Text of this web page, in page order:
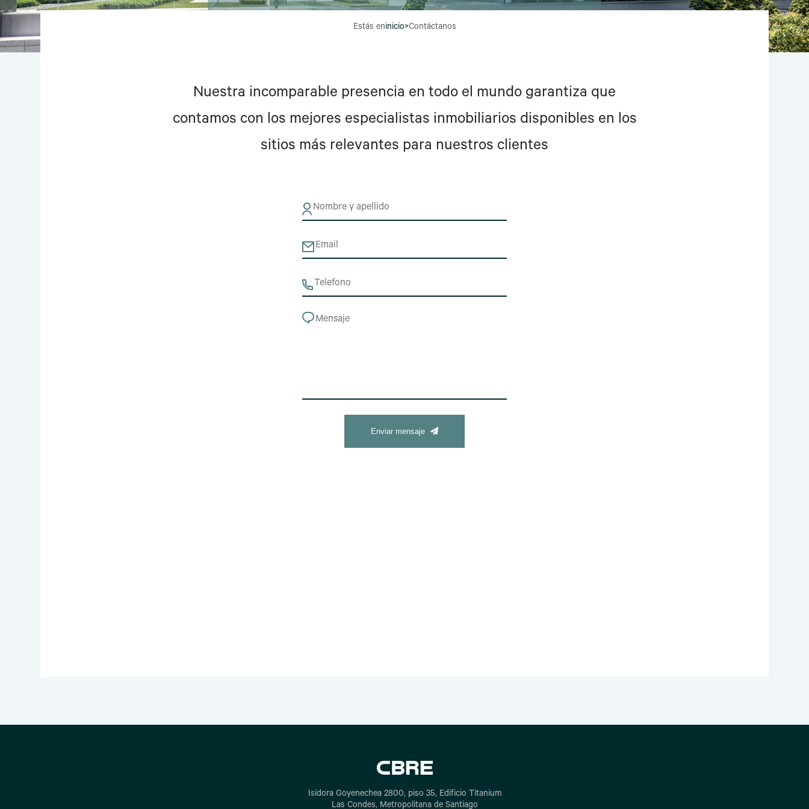
Estás eninicio>Contáctanos
Nuestra incomparable presencia en todo el mundo garantiza que
contamos con los mejores especialistas inmobiliarios disponibles en los
sitios más relevantes para nuestros clientes
Enviar mensaje
Isidora Goyenechea 2800, piso 35, Edificio Titanium
Las Condes, Metropolitana de Santiago